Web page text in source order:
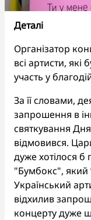
Деталі
Організатор
всі артисти,
участь у
За її словами,
запрошення в
святкування
відмовився.
дуже хотілося б
"Бумбокс", який
Український
відхилив
концерту дуже